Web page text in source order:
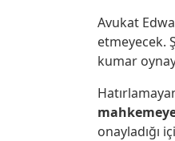
Avukat
etmeyecek.
kumar
onayladığı